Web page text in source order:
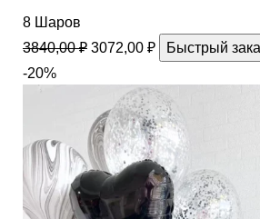
8 Шаров
3840,00₽ 3072,00 ₽
Быстрый
-20%